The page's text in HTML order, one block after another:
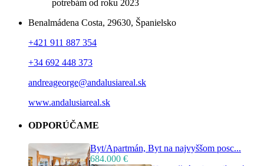
potrebám od roku 2023
Benalmádena Costa, 29630, Španielsko
+421 911 887 354
+34 692 448 373
andreageorge@andalusiareal.sk
www.andalusiareal.sk
ODPORÚČAME
Byt/Apartmán, Byt na najvyššom posc...
684.000 €